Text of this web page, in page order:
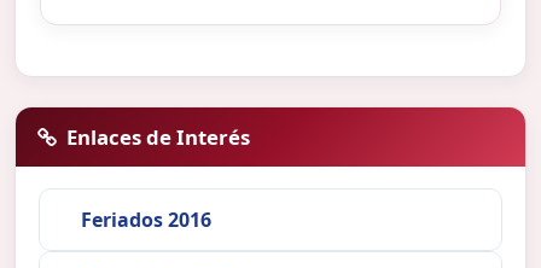
Enlaces de Interés
Feriados 2016